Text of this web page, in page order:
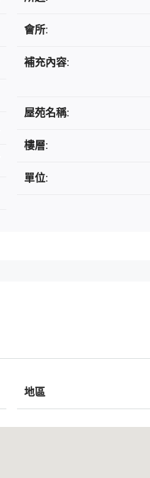
會所:
補充內容:
屋苑名稱:
樓層:
單位:
地區